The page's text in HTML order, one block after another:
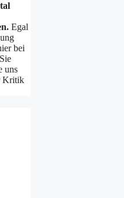
Egal
bei
uns
Kritik